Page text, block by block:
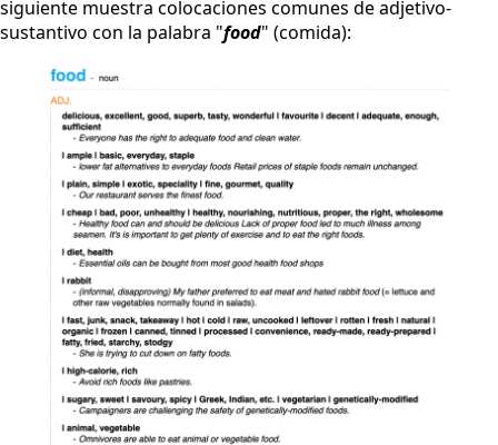
siguiente muestra colocaciones comunes de adjetivo-
sustantivo con la palabra "food" (comida):